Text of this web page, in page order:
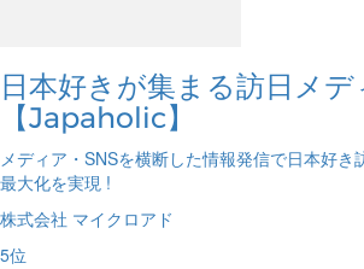
日本好きが集まる訪日メデ
【Japaholic】
メディア・SNSを横断した情報発信で日本好き
最大化を実現 !
株式会社 マイクロアド
5位